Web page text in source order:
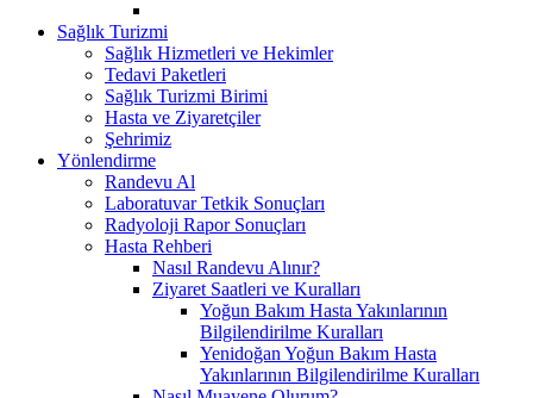
Sağlık Turizmi
Sağlık Hizmetleri ve Hekimler
Tedavi Paketleri
Sağlık Turizmi Birimi
Hasta ve Ziyaretçiler
Şehrimiz
Yönlendirme
Randevu Al
Laboratuvar Tetkik Sonuçları
Radyoloji Rapor Sonuçları
Hasta Rehberi
Nasıl Randevu Alınır?
Ziyaret Saatleri ve Kuralları
Yoğun Bakım Hasta Yakınlarının
Bilgilendirilme Kuralları
Yenidoğan Yoğun Bakım Hasta
Yakınlarının Bilgilendirilme Kuralları